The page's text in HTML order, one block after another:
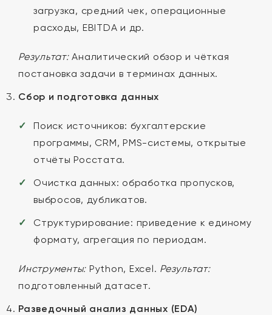
загрузка, средний чек, операционные
расходы, EBITDA и др.
Результат:Аналитический обзор и чёткая
постановка задачи в терминах данных.
Сбор и подготовка данных
Поиск источников: бухгалтерские
программы, CRM, PMS-системы, открытые
отчёты Росстата.
Очистка данных: обработка пропусков,
выбросов, дубликатов.
Структурирование: приведение к единому
формату, агрегация по периодам.
Инструменты: Python, Excel. Результат:
подготовленный датасет.
Разведочный анализ данных (EDA)